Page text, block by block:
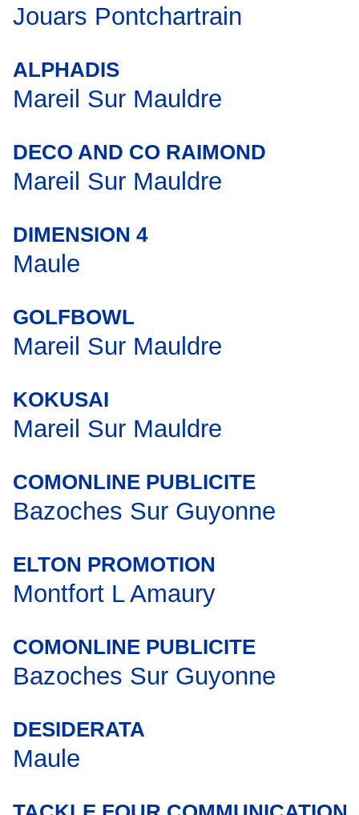
Jouars Pontchartrain
ALPHADIS
Mareil Sur Mauldre
DECO AND CO RAIMOND
Mareil Sur Mauldre
DIMENSION 4
Maule
GOLFBOWL
Mareil Sur Mauldre
KOKUSAI
Mareil Sur Mauldre
COMONLINE PUBLICITE
Bazoches Sur Guyonne
ELTON PROMOTION
Montfort L Amaury
COMONLINE PUBLICITE
Bazoches Sur Guyonne
DESIDERATA
Maule